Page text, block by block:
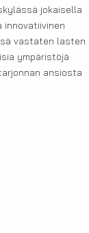
jokaisella
innovatiivinen
vastaten lasten
ympäristöjä
ansiosta